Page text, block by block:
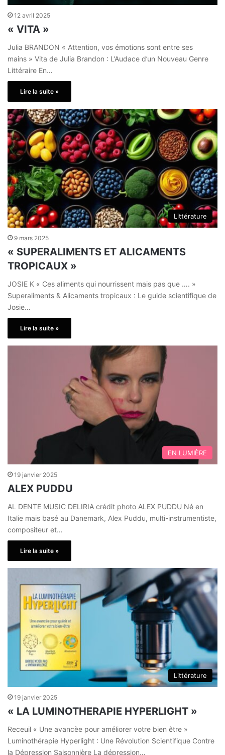
12 avril 2025
« VITA »
Julia BRANDON « Attention, vos émotions sont entre ses
mains » Vita de Julia Brandon : L’Audace d’un Nouveau Genre
Littéraire En…
Lire la suite »
Littérature
9 mars 2025
« SUPERALIMENTS ET ALICAMENTS
TROPICAUX »
JOSIE K « Ces aliments qui nourrissent mais pas que …. »
Superaliments & Alicaments tropicaux : Le guide scientifique de
Josie…
Lire la suite »
EN LUMIÈRE
19 janvier 2025
ALEX PUDDU
AL DENTE MUSIC DELIRIA crédit photo ALEX PUDDU Né en
Italie mais basé au Danemark, Alex Puddu, multi-instrumentiste,
compositeur et…
Lire la suite »
Littérature
19 janvier 2025
« LA LUMINOTHERAPIE HYPERLIGHT »
Receuil « Une avancèe pour améliorer votre bien être »
Luminothérapie Hyperlight : Une Révolution Scientifique Contre
la Dépression Saisonnière La dépression…